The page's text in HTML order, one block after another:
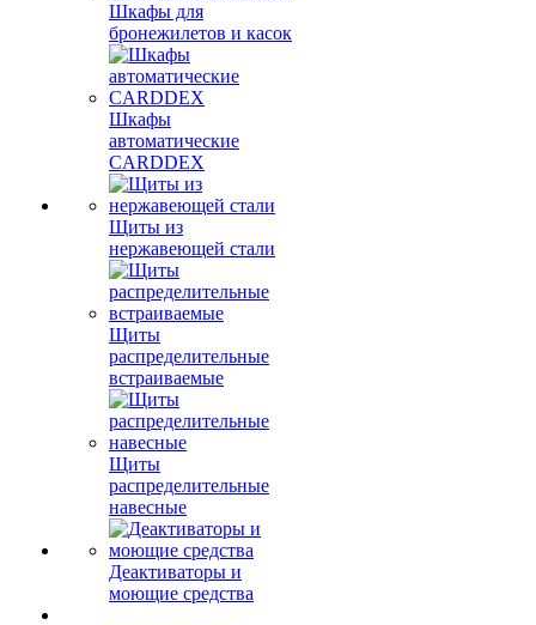
Шкафы для
бронежилетов и касок
Шкафы
автоматические
CARDDEX
Щиты из
нержавеющей стали
Щиты
распределительные
встраиваемые
Щиты
распределительные
навесные
Деактиваторы и
моющие средства